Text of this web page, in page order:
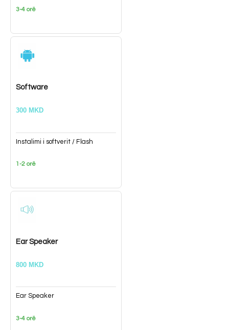
3-4 orë
Software
300 MKD
Instalimi i softverit / Flash
1-2 orë
Ear Speaker
800 MKD
Ear Speaker
3-4 orë